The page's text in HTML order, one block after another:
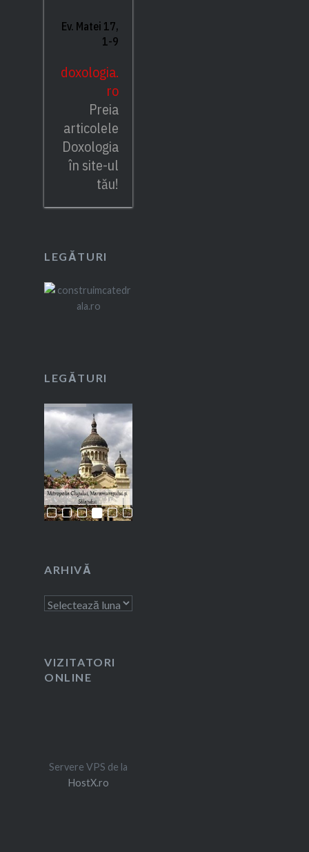
Ev. Matei 17,
1-9
doxologia.
ro
Preia
articolele
Doxologia
în site-ul
tău!
LEGĂTURI
LEGĂTURI
ARHIVĂ
Arhivă
VIZITATORI
ONLINE
Servere VPS de la
HostX.ro